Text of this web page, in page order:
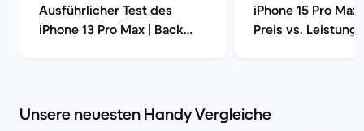
Ausführlicher Test des
iPhone 13 Pro Max | Back
iPhone 15 Pro
Preis vs. Leistung
Unsere neuesten Handy Vergleiche